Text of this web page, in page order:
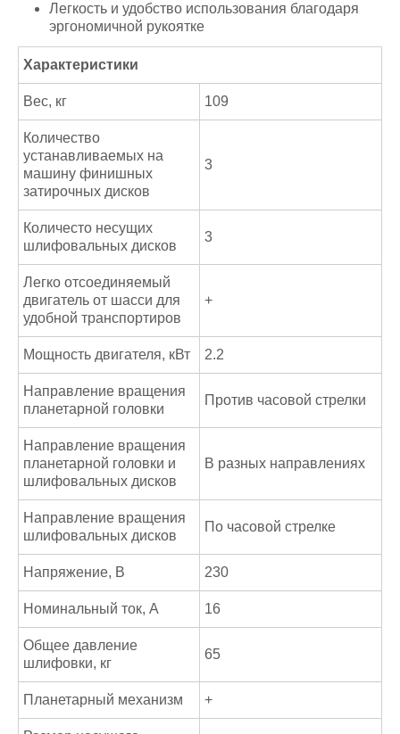
Легкость и удобство использования благодаря
эргономичной рукоятке
Характеристики
Вес, кг 109
Количество
устанавливаемых на
машину финишных
затирочных дисков
3
Количесто несущих
шлифовальных дисков
3
Легко отсоединяемый
двигатель от шасси для
удобной транспортиров
+
Мощность двигателя, кВт 2.2
Направление вращения
планетарной головки
Против часовой стрелки
Направление вращения
планетарной головки и
шлифовальных дисков
В разных направлениях
Направление вращения
шлифовальных дисков
По часовой стрелке
Напряжение, В 230
Номинальный ток, А 16
Общее давление
шлифовки, кг
65
Планетарный механизм +